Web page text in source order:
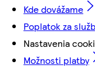
Kde dovážame
Poplatok za
Nastavenia
Možnosti platby